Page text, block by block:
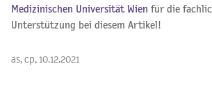
Medizinischen Universität Wien für die
Unterstützung bei diesem Artikel!
as, cp, 10.12.2021